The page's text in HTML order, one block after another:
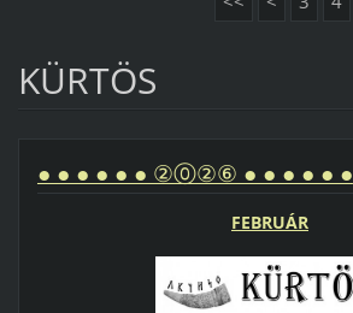
KÜRTÖS
● ● ● ● ● ● ②⓪②⑥ ● ● ● ● ● ●
FEBRUÁR